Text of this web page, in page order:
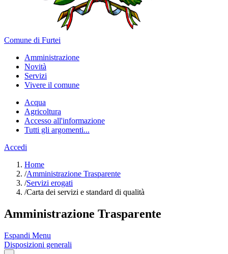
Comune di Furtei
Amministrazione
Novità
Servizi
Vivere il comune
Acqua
Agricoltura
Accesso all'informazione
Tutti gli argomenti...
Accedi
Home
/Amministrazione Trasparente
/Servizi erogati
/Carta dei servizi e standard di qualità
Amministrazione Trasparente
Espandi Menu
Disposizioni generali